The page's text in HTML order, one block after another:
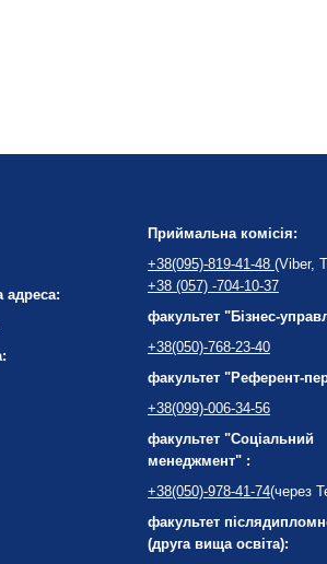
адреса:
Приймальна комісія:
+38(095)-819-41-48 (Viber,
+38 (057) -704-10-37
факультет "Бізнес-
+38(050)-768-23-40
факультет "Референт-
+38(099)-006-34-56
факультет "Соціальний
менеджмент" :
+38(050)-978-41-74(через
факультет
(друга вища освіта):